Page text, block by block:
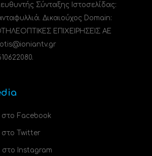
Σύνταξης Ιστοσελίδας:
Δικαιούχος Domain:
ΕΠΙΧΕΙΡΗΣΕΙΣ ΑΕ
στο Facebook
στο Twitter
στο Instagram